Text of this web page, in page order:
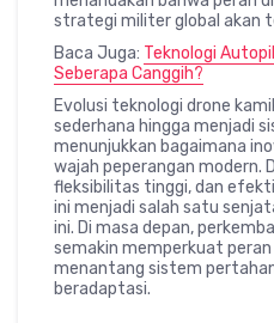
strategi militer global akan
Baca Juga: Teknologi
Seberapa Canggih?
Evolusi teknologi drone
sederhana hingga menjadi
menunjukkan bagaimana
wajah peperangan modern.
fleksibilitas tinggi, dan
ini menjadi salah satu
ini. Di masa depan,
semakin memperkuat
menantang sistem
beradaptasi.